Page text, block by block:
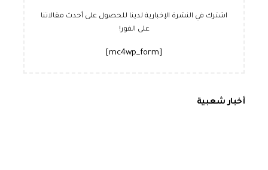
اشترك في النشرة الإخبارية لدينا للحصول على أحدث مقالاتنا
على الفور!
[mc4wp_form]
أخبار شعبية